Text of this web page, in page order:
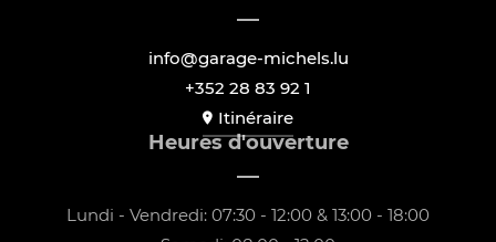
info@garage-michels.lu
+352 28 83 92 1
Itinéraire
Heures d'ouverture
Lundi - Vendredi: 07:30 - 12:00 & 13:00 - 18:00